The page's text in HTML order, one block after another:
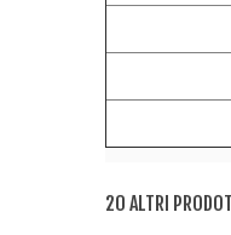
20 ALTRI